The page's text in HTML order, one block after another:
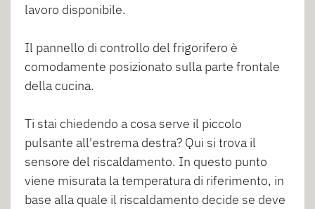
lavoro disponibile.
Il pannello di controllo del frigorifero è
comodamente posizionato sulla parte frontale
della cucina.
Ti stai chiedendo a cosa serve il piccolo
pulsante all'estrema destra? Qui si trova il
sensore del riscaldamento. In questo punto
viene misurata la temperatura di riferimento, in
base alla quale il riscaldamento decide se deve